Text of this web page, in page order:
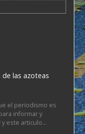
las azoteas
el periodismo es
informar y
y este articulo…